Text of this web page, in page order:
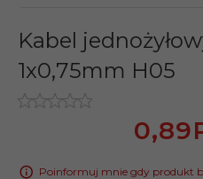
Kabel
1x0,75mm H05
0,89
Poinformuj mnie gdy produkt